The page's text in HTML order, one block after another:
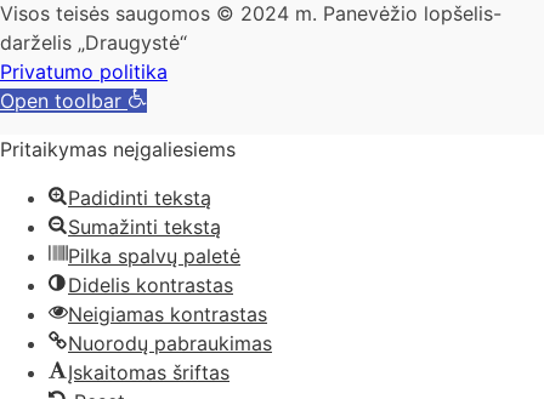
Visos teisės saugomos © 2024 m. Panevėžio lopšelis-
darželis „Draugystė“
Privatumo politika
Open toolbar
Pritaikymas neįgaliesiems
Padidinti tekstą
Sumažinti tekstą
Pilka spalvų paletė
Didelis kontrastas
Neigiamas kontrastas
Nuorodų pabraukimas
Įskaitomas šriftas